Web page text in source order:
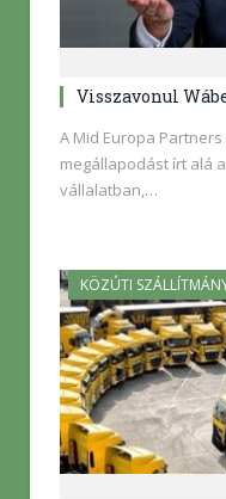
Visszavonul
A Mid Europa
megállapodást írt alá
vállalatban,…
KÖZÚTI